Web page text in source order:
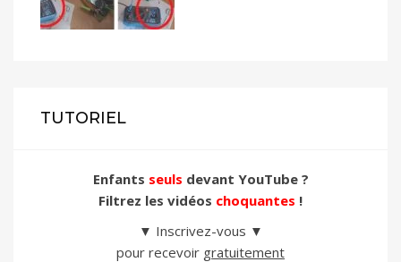
TUTORIEL
Enfants seuls devant YouTube ?
Filtrez les vidéos choquantes !
▼ Inscrivez-vous ▼
pour recevoir gratuitement